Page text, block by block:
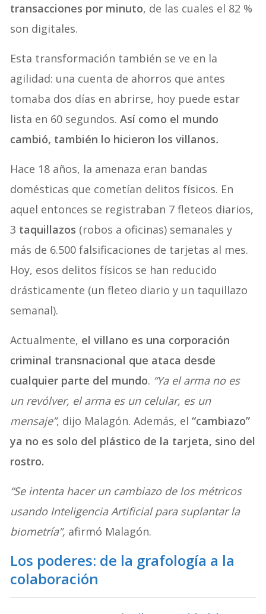
transacciones por minuto, de las cuales el 82 %
son digitales.
Esta transformación también se ve en la
agilidad: una cuenta de ahorros que antes
tomaba dos días en abrirse, hoy puede estar
lista en 60 segundos.Así como el mundo
cambió, también lo hicieron los villanos.
Hace 18 años, la amenaza eran bandas
domésticas que cometían delitos físicos. En
aquel entonces se registraban 7 fleteos diarios,
3 taquillazos (robos a oficinas) semanales y
más de 6.500 falsificaciones de tarjetas al mes.
Hoy, esos delitos físicos se han reducido
drásticamente (un fleteo diario y un taquillazo
semanal).
Actualmente, el villano es una corporación
criminal transnacional que ataca desde
cualquier parte del mundo. “Ya el arma no es
un revólver, el arma es un celular, es un
mensaje”, dijo Malagón. Además, el “cambiazo”
ya no es solo del plástico de la tarjeta, sino del
rostro.
“Se intenta hacer un cambiazo de los métricos
usando Inteligencia Artificial para suplantar la
biometría”, afirmó Malagón.
Los poderes: de la grafología a la
colaboración